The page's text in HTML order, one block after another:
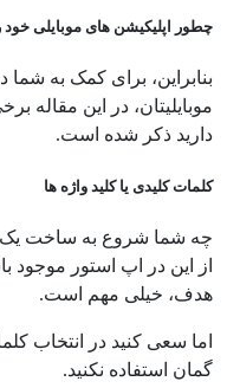
چطور اپلیکیشن های موبایلی خود
بنابراین، برای کمک به شما
موبایلیتان، در این مقاله
دارید ذکر شده است.
کلمات کلیدی یا کلید واژه ها
چه شما شروع به ساخت یک
از این در اپ استور موجود
هدف، خیلی مهم است.
اما سعی کنید در انتخاب
گمان استفاده نکنید.